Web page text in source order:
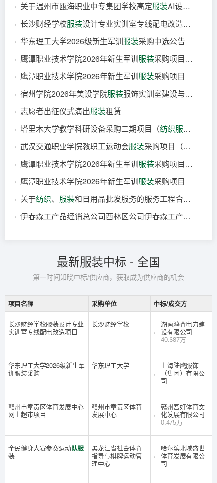
公告 安徽 5小时前
关于温州市瓯海职业中专集团学校高定服装AI设计与展示系统建设项目的公开招标公告
公告 浙江 5小时前
长沙财经学校服装设计专业实训室专线配电改造项目中标（成交）结果公告
中标 湖南 8小时前
华东理工大学2026级新生军训服装采购中选公告
中标 上海 9小时前
鹰潭职业技术学院2026年新生军训服装采购项目竞价公告
公告 江西 9小时前
鹰潭职业技术学院2026年新生军训服装采购项目
公告 江西 9小时前
宿州学院2026年美设学院服装服饰实训室建设与陶瓷生产设备购置项目更正公告
变更
志愿者出征仪式演出服装租赁
公告 11小时前
塔里木大学教学科研设备采购二期项目（纺织服装
中标 新疆 12小时前
武汉交通职业学院教职工运动会服装采购项目（第二次）更正公告
变更 湖北 13小时前
鹰潭职业技术学院2026年新生军训服装采购项目竞价公告
公告 江西 13小时前
鹰潭职业技术学院2026年新生军训服装采购项目
公告 江西 13小时前
关于纺织、 服装和日用品批发服务的服务工程合同公告
合同 江西 14小时前
伊春森工产品经销总公司西林区公司伊春森工产品经销总公司西林区公司普通
最新服装中标 - 全国
第一时间知晓中标/供应商，获取成为供应商的机会
项目名称 采购单位 中标/成交方
长沙财经学校服装设计专业
实训室专线配电改造项目
长沙财经学校
湖南鸿齐电力建
设有限公司
40.687万
华东理工大学2026级新生军
训服装采购
华东理工大学
上海陆鹰服饰
（集团）有限公
司
赣州市章贡区体育发展中心
网上超市项目
赣州市章贡区体育
发展中心
赣州吾好体育文
化发展有限公司
0.475万
全民健身大赛参赛运动队服
装
黑龙江省社会体育
指导与棋牌运动管
理中心
哈尔滨北域盛世
体育发展有限公
司